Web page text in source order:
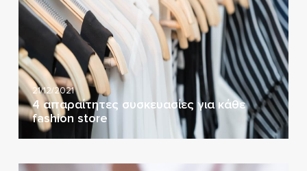
21/12/2021
4 απαραίτητες συσκευασίες για κάθε
fashion store